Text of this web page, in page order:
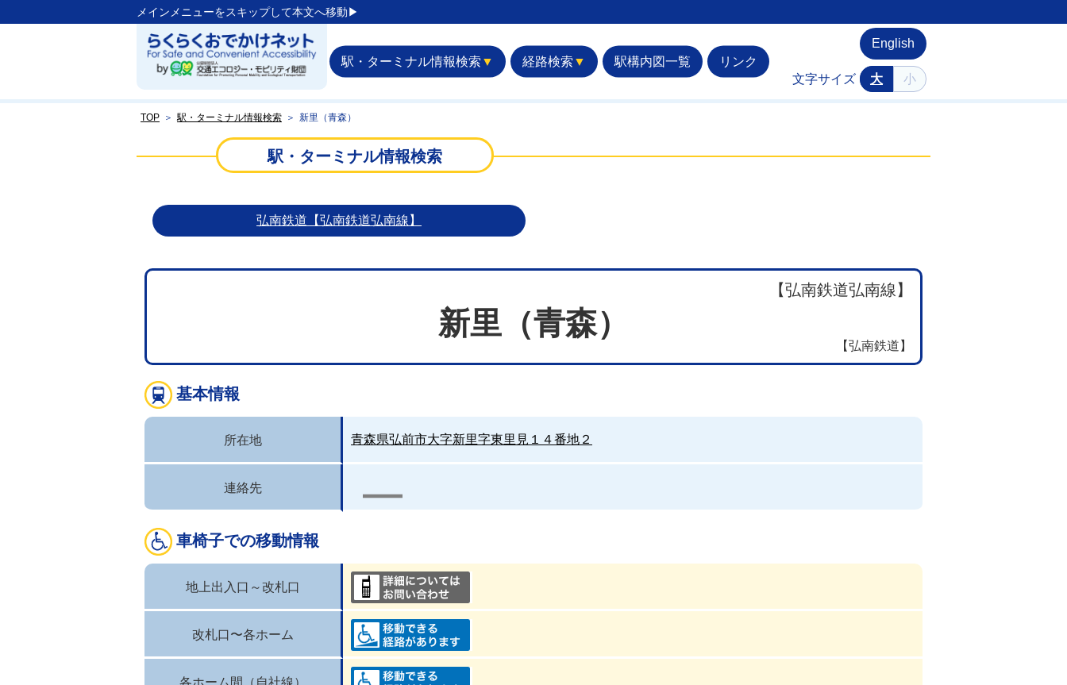
メインメニューをスキップして本文へ移動▶︎
駅・ターミナル情報検索 ▼ 経路検索 ▼ 駅構内図一覧 リンク
English
文字サイズ 大 小
TOP ＞ 駅・ターミナル情報検索 ＞ 新里（青森）
駅・ターミナル情報検索
弘南鉄道【弘南鉄道弘南線】
【弘南鉄道弘南線】
新里（青森）
【弘南鉄道】
基本情報
所在地 青森県弘前市大字新里字東里見１４番地２
連絡先
車椅子での移動情報
地上出入口～改札口
改札口〜各ホーム
各ホーム間（自社線）